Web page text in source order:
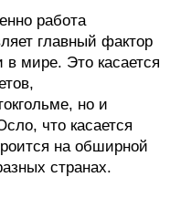
работа
главный фактор
мире. Это касается
но и
что касается
на обширной
странах.